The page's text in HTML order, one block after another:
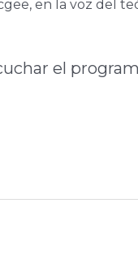
en la voz del
el